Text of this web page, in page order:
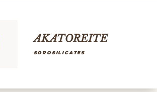
AKATOREITE
SOROSILICATES